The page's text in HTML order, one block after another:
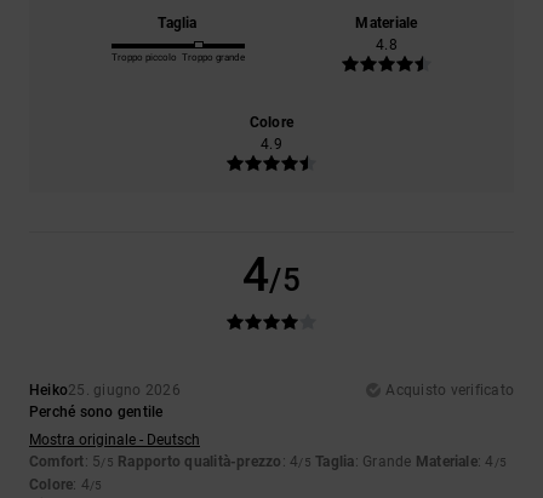
Taglia
Troppo piccolo Troppo grande
Materiale
4.8
Colore
4.9
4/5
Heiko25. giugno 2026
Acquisto verificato
Perché sono gentile
Mostra originale - Deutsch
Comfort: 5/5 Rapporto qualità-prezzo : 4/5 Taglia: Grande Materiale: 4 /5
Colore: 4/5